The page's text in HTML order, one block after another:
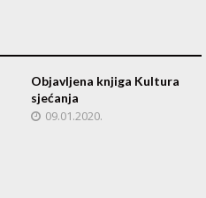
Objavljena knjiga Kultura
sjećanja
09.01.2020.